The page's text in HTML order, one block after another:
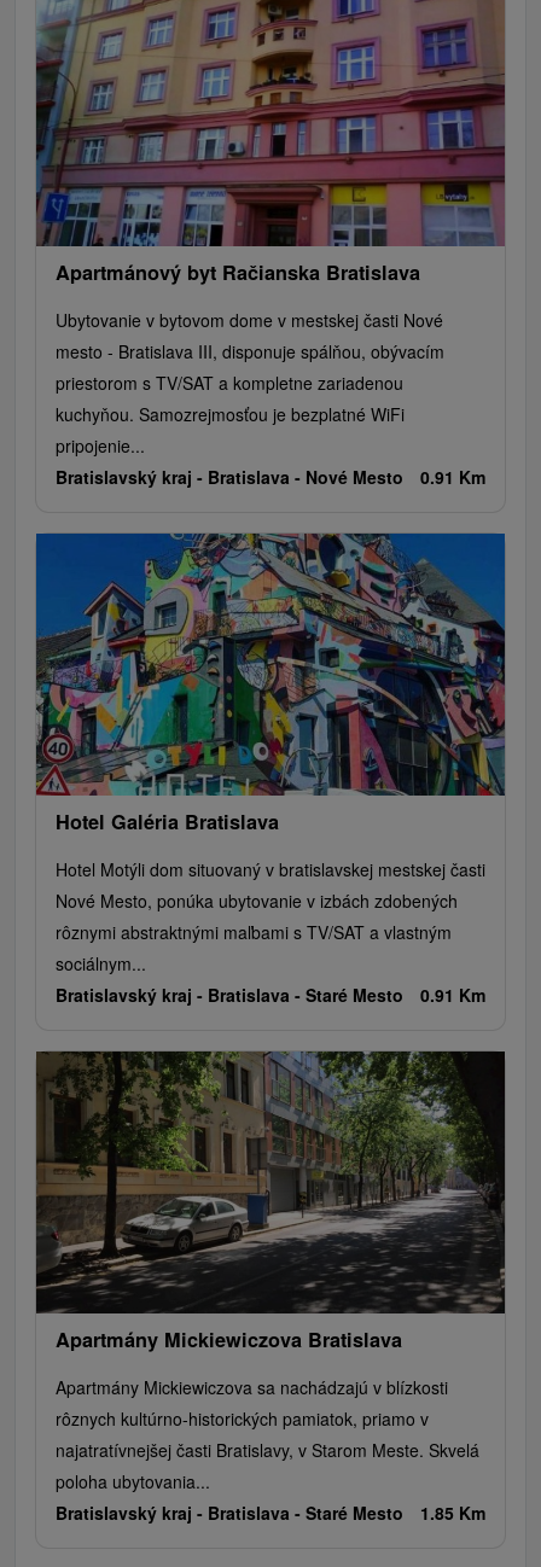
Apartmánový byt Račianska Bratislava
Ubytovanie v bytovom dome v mestskej časti Nové
mesto - Bratislava III, disponuje spálňou, obývacím
priestorom s TV/SAT a kompletne zariadenou
kuchyňou. Samozrejmosťou je bezplatné WiFi
pripojenie...
Bratislavský kraj - Bratislava - Nové Mesto 0.91 Km
Hotel Galéria Bratislava
Hotel Motýli dom situovaný v bratislavskej mestskej časti
Nové Mesto, ponúka ubytovanie v izbách zdobených
rôznymi abstraktnými maľbami s TV/SAT a vlastným
sociálnym...
Bratislavský kraj - Bratislava - Staré Mesto 0.91 Km
Apartmány Mickiewiczova Bratislava
Apartmány Mickiewiczova sa nachádzajú v blízkosti
rôznych kultúrno-historických pamiatok, priamo v
najatratívnejšej časti Bratislavy, v Starom Meste. Skvelá
poloha ubytovania...
Bratislavský kraj - Bratislava - Staré Mesto 1.85 Km